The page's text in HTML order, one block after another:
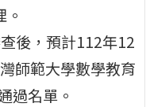
後，預計112年12
師範大學數學教育
過名單。